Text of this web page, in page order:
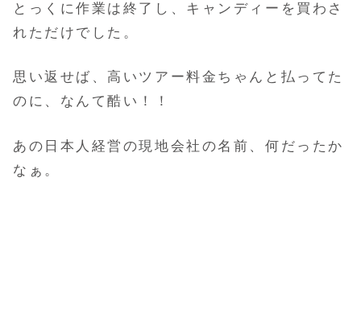
とっくに作業は終了し、キャンディーを買わさ
れただけでした。
思い返せば、高いツアー料金ちゃんと払ってた
のに、なんて酷い！！
あの日本人経営の現地会社の名前、何だったか
なぁ。